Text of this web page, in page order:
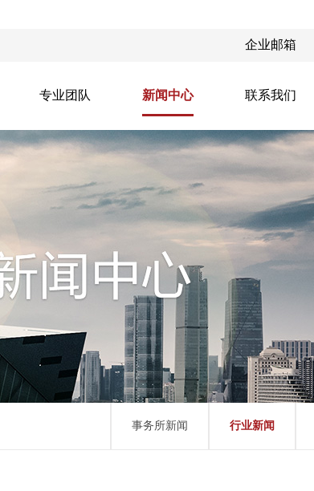
企业邮箱
专业团队 新闻中心 联系我们
事务所新闻 行业新闻